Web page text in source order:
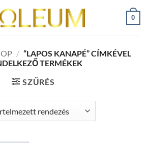
0
/ “LAPOS KANAPÉ” CÍMKÉVEL
TERMÉKEK
SZŰRÉS